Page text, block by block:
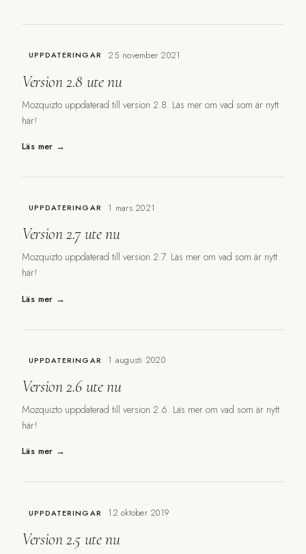
UPPDATERINGAR 25 november 2021
Version 2.8 ute nu
Mozquizto uppdaterad till version 2.8. Läs mer om vad som är nytt
här!
Läs mer →
UPPDATERINGAR 1 mars 2021
Version 2.7 ute nu
Mozquizto uppdaterad till version 2.7. Läs mer om vad som är nytt
här!
Läs mer →
UPPDATERINGAR 1 augusti 2020
Version 2.6 ute nu
Mozquizto uppdaterad till version 2.6. Läs mer om vad som är nytt
här!
Läs mer →
UPPDATERINGAR 12 oktober 2019
Version 2.5 ute nu